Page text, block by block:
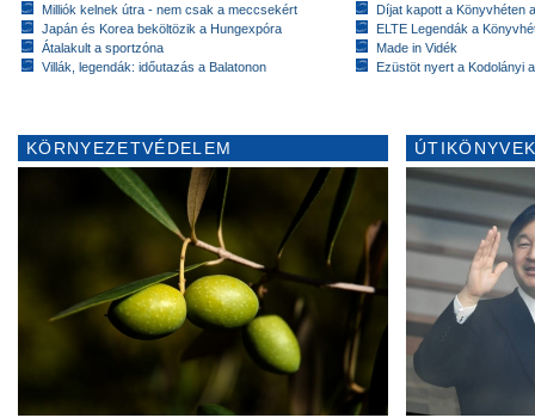
Milliók kelnek útra - nem csak a meccsekért
Japán és Korea beköltözik a Hungexpóra
Átalakult a sportzóna
Villák, legendák: időutazás a Balatonon
Díjat kapott a Könyvhéten
ELTE Legendák a
Made in Vidék
Ezüstöt nyert a Kodolányi
KÖRNYEZETVÉDELEM